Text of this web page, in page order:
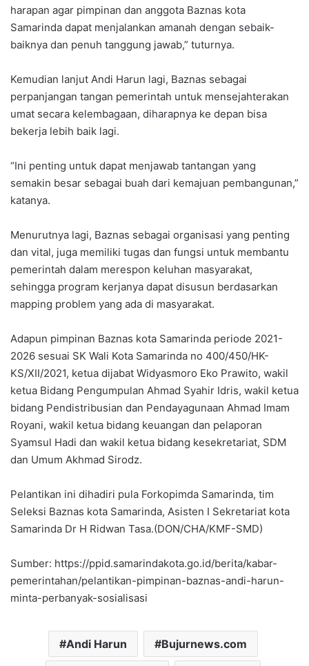
harapan agar pimpinan dan anggota Baznas kota
Samarinda dapat menjalankan amanah dengan sebaik-
baiknya dan penuh tanggung jawab,” tuturnya.
Kemudian lanjut Andi Harun lagi, Baznas sebagai
perpanjangan tangan pemerintah untuk mensejahterakan
umat secara kelembagaan, diharapnya ke depan bisa
bekerja lebih baik lagi.
“Ini penting untuk dapat menjawab tantangan yang
semakin besar sebagai buah dari kemajuan pembangunan,”
katanya.
Menurutnya lagi, Baznas sebagai organisasi yang penting
dan vital, juga memiliki tugas dan fungsi untuk membantu
pemerintah dalam merespon keluhan masyarakat,
sehingga program kerjanya dapat disusun berdasarkan
mapping problem yang ada di masyarakat.
Adapun pimpinan Baznas kota Samarinda periode 2021-
2026 sesuai SK Wali Kota Samarinda no 400/450/HK-
KS/XII/2021, ketua dijabat Widyasmoro Eko Prawito, wakil
ketua Bidang Pengumpulan Ahmad Syahir Idris, wakil ketua
bidang Pendistribusian dan Pendayagunaan Ahmad Imam
Royani, wakil ketua bidang keuangan dan pelaporan
Syamsul Hadi dan wakil ketua bidang kesekretariat, SDM
dan Umum Akhmad Sirodz.
Pelantikan ini dihadiri pula Forkopimda Samarinda, tim
Seleksi Baznas kota Samarinda, Asisten I Sekretariat kota
Samarinda Dr H Ridwan Tasa.(DON/CHA/KMF-SMD)
Sumber: https://ppid.samarindakota.go.id/berita/kabar-
pemerintahan/pelantikan-pimpinan-baznas-andi-harun-
minta-perbanyak-sosialisasi
Andi Harun Bujurnews.com